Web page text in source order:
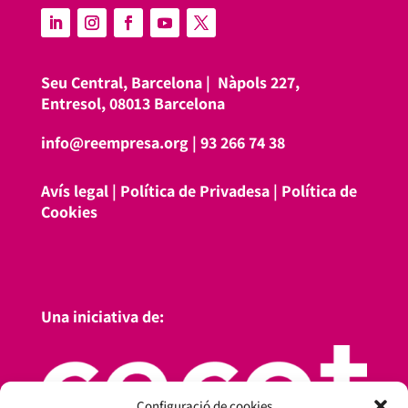
Seu Central, Barcelona | Nàpols 227,
Entresol, 08013 Barcelona
info@reempresa.org| 93 266 74 38
Avís legal| Política de Privadesa| Política de
Cookies
Una iniciativa de: